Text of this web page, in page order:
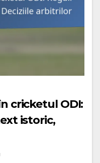
cricketul ODI:
istoric,